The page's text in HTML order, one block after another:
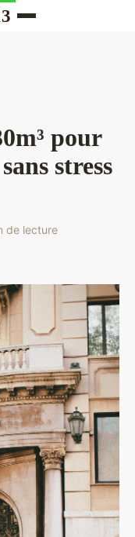
pour
stress
de lecture